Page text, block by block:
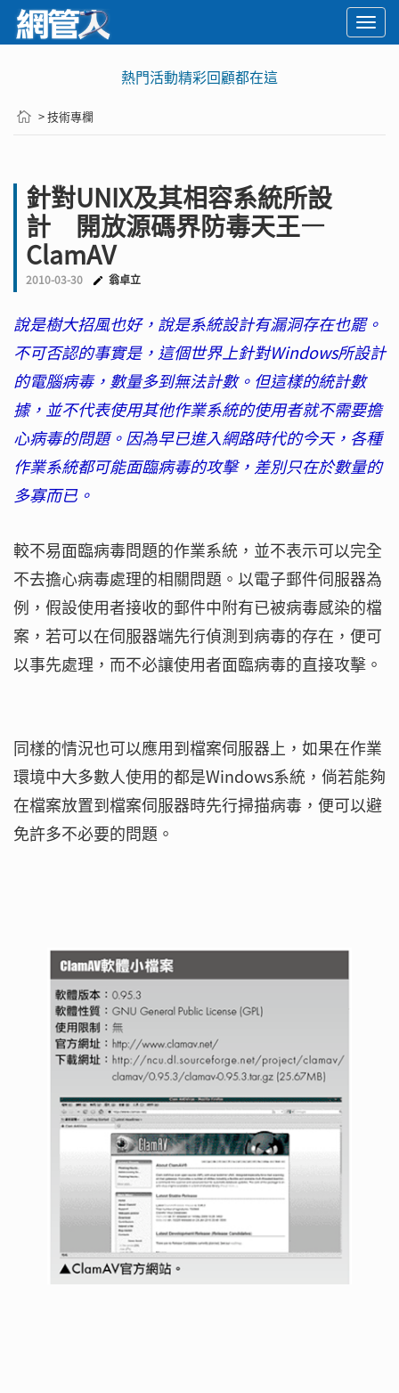
熱門活動精彩回顧都在這
> 技術專欄
針對UNIX及其相容系統所設
計 開放源碼界防毒天王—
ClamAV
2010-03-30 翁卓立
說是樹大招風也好，說是系統設計有漏洞存在也罷。
不可否認的事實是，這個世界上針對Windows所設計
的電腦病毒，數量多到無法計數。但這樣的統計數
據，並不代表使用其他作業系統的使用者就不需要擔
心病毒的問題。因為早已進入網路時代的今天，各種
作業系統都可能面臨病毒的攻擊，差別只在於數量的
多寡而已。
較不易面臨病毒問題的作業系統，並不表示可以完全
不去擔心病毒處理的相關問題。以電子郵件伺服器為
例，假設使用者接收的郵件中附有已被病毒感染的檔
案，若可以在伺服器端先行偵測到病毒的存在，便可
以事先處理，而不必讓使用者面臨病毒的直接攻擊。
同樣的情況也可以應用到檔案伺服器上，如果在作業
環境中大多數人使用的都是Windows系統，倘若能夠
在檔案放置到檔案伺服器時先行掃描病毒，便可以避
免許多不必要的問題。